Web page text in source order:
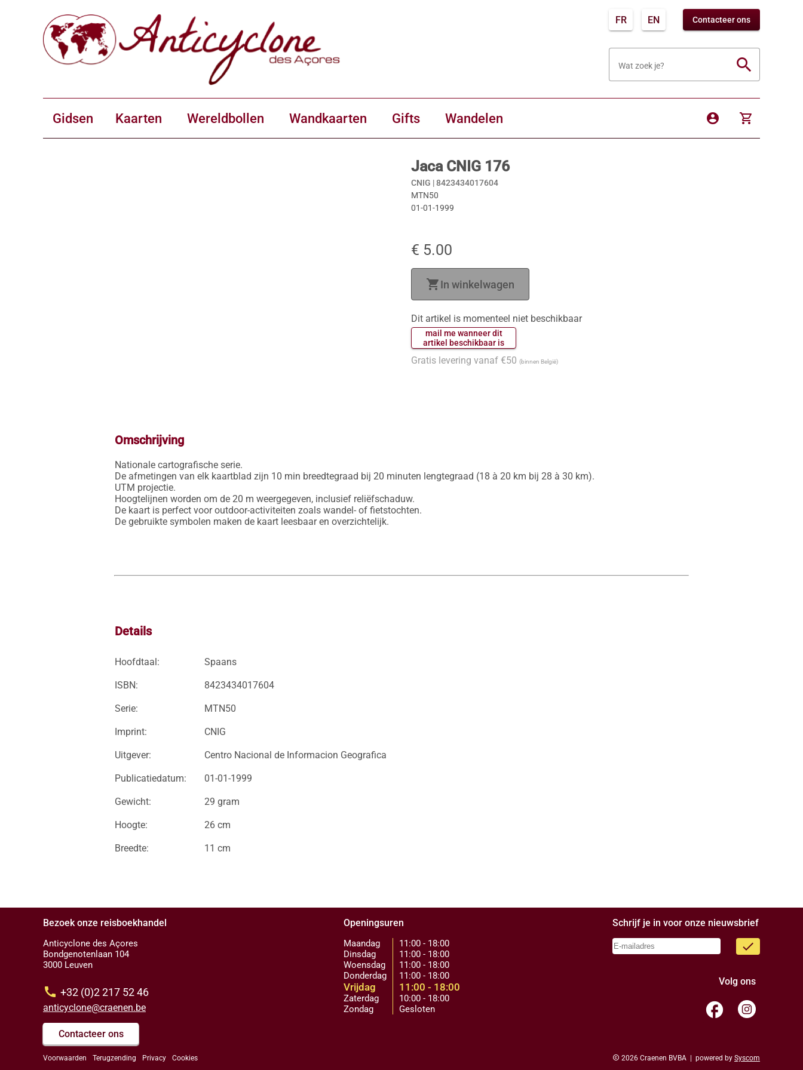
FR EN Contacteer ons
Wat zoek je? search
Gidsen Kaarten Wereldbollen Wandkaarten Gifts Wandelen account_circle shopping_cart
Jaca CNIG 176
CNIG |8423434017604
MTN50
01-01-1999
€ 5.00
shopping_cartIn winkelwagen
Dit artikel is momenteel niet beschikbaar
mail me wanneer dit
Gratis levering vanaf €50 (binnen België)
Omschrijving
Nationale cartografische serie.
De afmetingen van elk kaartblad zijn 10 min breedtegraad bij 20 minuten lengtegraad (18 à 20 km bij 28 à 30 km).
UTM projectie.
Hoogtelijnen worden om de 20 m weergegeven, inclusief reliëfschaduw.
De kaart is perfect voor outdoor-activiteiten zoals wandel- of fietstochten.
Details
Hoofdtaal: Spaans
ISBN: 8423434017604
Serie: MTN50
Imprint: CNIG
Uitgever: Centro Nacional de Informacion Geografica
Publicatiedatum: 01-01-1999
Gewicht: 29 gram
Hoogte: 26 cm
Breedte: 11 cm
Bezoek onze reisboekhandel
Anticyclone des Açores
Bondgenotenlaan 104
3000 Leuven
call +32 (0)2 217 52 46
anticyclone@craenen.be
Contacteer ons
Voorwaarden Terugzending Privacy Cookies
Openingsuren
Maandag
Dinsdag
Woensdag
Donderdag
Vrijdag
Zaterdag
Zondag
11:00 - 18:00
11:00 - 18:00
11:00 - 18:00
11:00 - 18:00
11:00 - 18:00
10:00 - 18:00
Gesloten
Schrijf je in voor onze nieuwsbrief
done
Volg ons
facebook
copyright 2026 Craenen BVBA | powered by Syscom